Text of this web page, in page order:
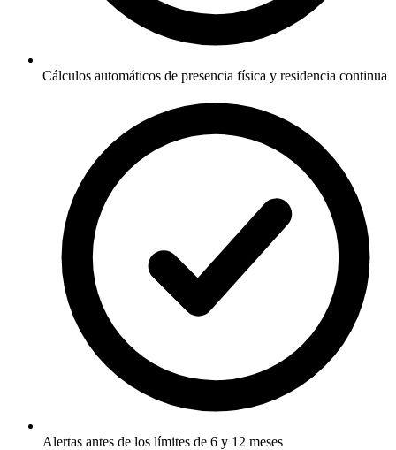
Cálculos automáticos de presencia física y residencia continua
Alertas antes de los límites de 6 y 12 meses